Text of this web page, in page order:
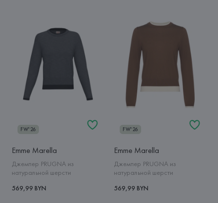
FW'26
Emme Marella
Джемпер PRUGNA из
натуральной шерсти
569,99 BYN
FW'26
Emme Marella
Джемпер PRUGNA из
натуральной шерсти
569,99 BYN